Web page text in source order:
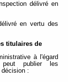
délivré en
en vertu des
titulaires de
à l'égard
publier les
: